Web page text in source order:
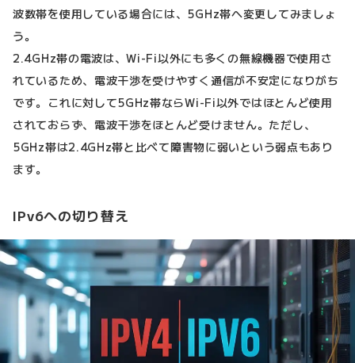
波数帯を使用している場合には、5GHz帯へ変更してみましょ
う。
2.4GHz帯の電波は、Wi-Fi以外にも多くの無線機器で使用さ
れているため、電波干渉を受けやすく通信が不安定になりがち
です。これに対して5GHz帯ならWi-Fi以外ではほとんど使用
されておらず、電波干渉をほとんど受けません。ただし、
5GHz帯は2.4GHz帯と比べて障害物に弱いという弱点もあり
ます。
IPv6への切り替え